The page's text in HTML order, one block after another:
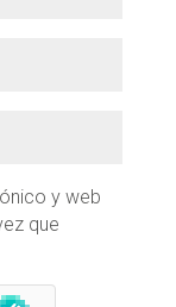
y web
que